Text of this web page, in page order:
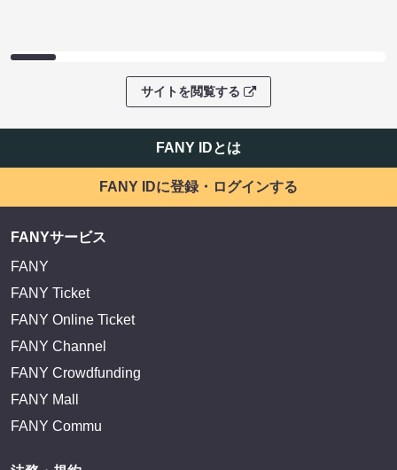
サイトを閲覧する
FANY IDとは
FANY IDに登録・ログインする
FANYサービス
FANY
FANY Ticket
FANY Online Ticket
FANY Channel
FANY Crowdfunding
FANY Mall
FANY Commu